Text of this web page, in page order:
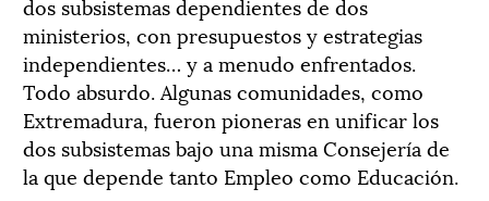
dos subsistemas dependientes de dos
ministerios, con presupuestos y estrategias
independientes… y a menudo enfrentados.
Todo absurdo. Algunas comunidades, como
Extremadura, fueron pioneras en unificar los
dos subsistemas bajo una misma Consejería de
la que depende tanto Empleo como Educación.